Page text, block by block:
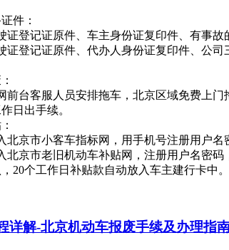
件：
记证原件、车主身份证复印件、有事故
记证原件、代办人身份证复印件、公司
台客服人员安排拖车，北京区域免费上门
日出手续。
市小客车指标网，用手机号注册用户名
市老旧机动车补贴网，注册用户名密码
20个工作日补贴款自动放入车主建行卡中。
详解-北京机动车报废手续及办理指